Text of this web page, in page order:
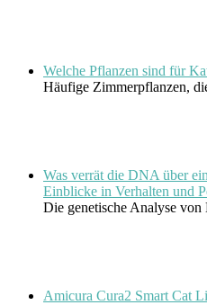
Welche Pflanzen sind für
Häufige Zimmerpflanzen,
Was verrät die DNA über
Einblicke in Verhalten und
Die genetische Analyse von
Amicura Cura2 Smart Cat